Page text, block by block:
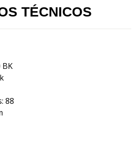
TÉCNICOS
BK
88